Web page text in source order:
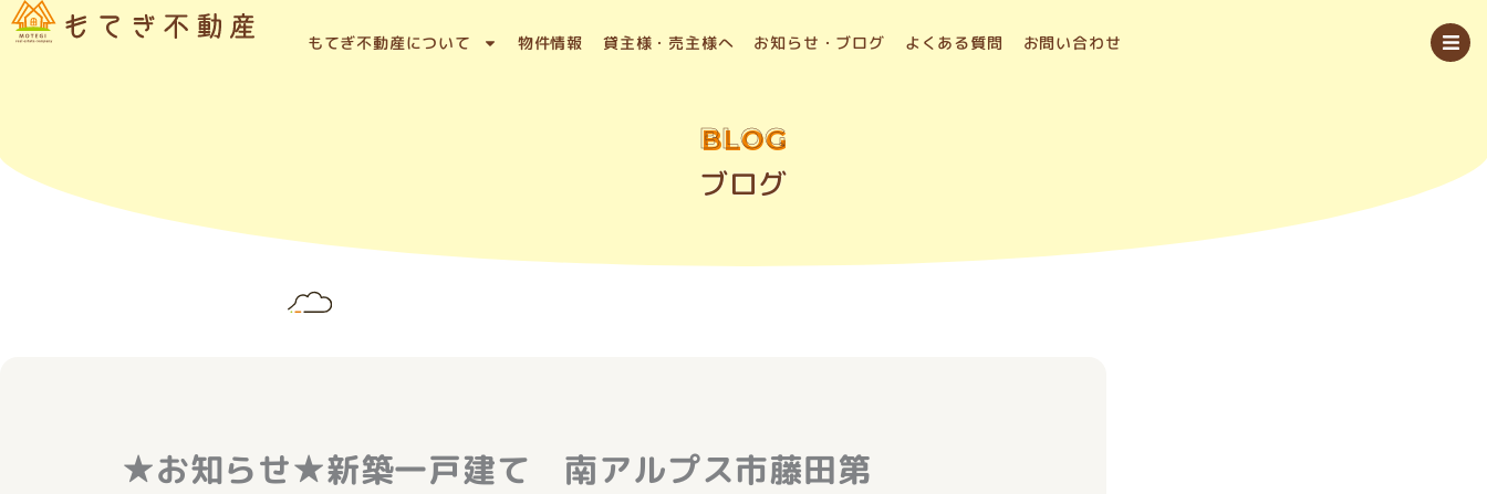
内
容
プ
もてぎ不動産について 物件情報 貸主様・売主様へ お知らせ・ブログ よくある質問 お問い合わせ
BLOG
ブログ
★お知らせ★新築一戸建て 南アルプス市藤田第